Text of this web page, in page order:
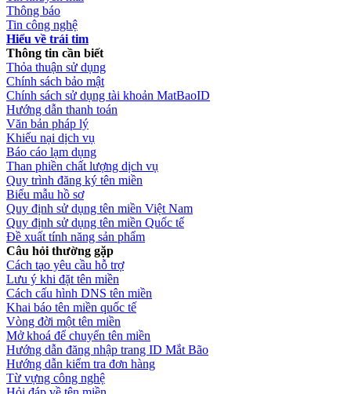
Thông báo
Tin công nghệ
Hiểu về trái tim
Thông tin cần biết
Thỏa thuận sử dụng
Chính sách bảo mật
Chính sách sử dụng tài khoản MatBaoID
Hướng dẫn thanh toán
Văn bản pháp lý
Khiếu nại dịch vụ
Báo cáo lạm dụng
Than phiền chất lượng dịch vụ
Quy trình đăng ký tên miền
Biểu mẫu hồ sơ
Quy định sử dụng tên miền Việt Nam
Quy định sử dụng tên miền Quốc tế
Đề xuất tính năng sản phẩm
Câu hỏi thường gặp
Cách tạo yêu cầu hỗ trợ
Lưu ý khi đặt tên miền
Cách cấu hình DNS tên miền
Khai báo tên miền quốc tế
Vòng đời một tên miền
Mở khoá để chuyển tên miền
Hướng dẫn đăng nhập trang ID Mắt Bão
Hướng dẫn kiểm tra đơn hàng
Từ vựng công nghệ